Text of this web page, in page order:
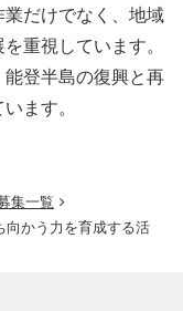
だけでなく、地域
重視しています。
登半島の復興と再
ます。
集一覧
向かう力を育成する活